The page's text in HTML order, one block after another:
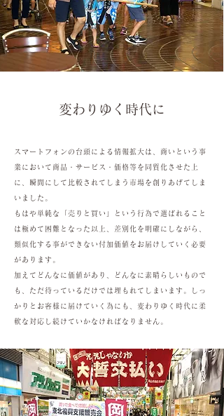
変わりゆく時代に
スマートフォンの台頭による情報拡大は、商いという事
業において商品・サービス・価格等を同質化させた上
に、瞬間にして比較されてしまう市場を創りあげてしま
いました。
もはや単純な「売りと買い」という行為で選ばれること
は極めて困難となった以上、差別化を明確にしながら、
類似化する事ができない付加価値をお届けしていく必要
があります。
加えてどんなに価値があり、どんなに素晴らしいもので
も、ただ待っているだけでは埋もれてしまいます。しっ
かりとお客様に届けていく為にも、変わりゆく時代に柔
軟な対応し続けていかなければなりません。